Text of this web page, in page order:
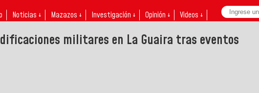
Noticias ↓ Mazazos ↓ Investigación ↓ Opinión ↓ Videos ↓
militares en La Guaira tras eventos